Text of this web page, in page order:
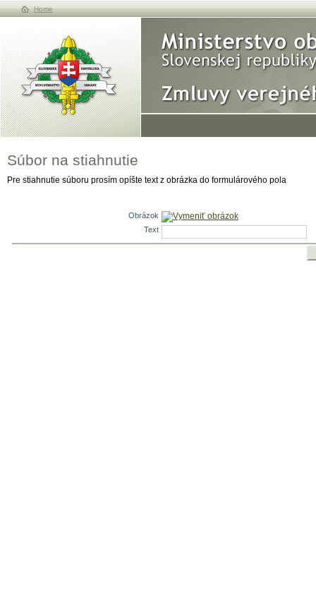
Home
Súbor na stiahnutie
Pre stiahnutie súboru prosím opíšte text z obrázka do formulárového pola
Obrázok
Vymeniť obrázok
Text